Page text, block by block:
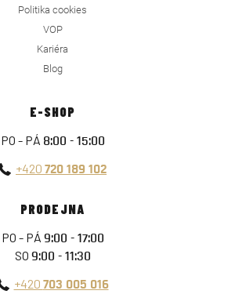
Politika cookies
VOP
Kariéra
Blog
E-SHOP
PO - PÁ 8:00 - 15:00
+420 720 189 102
PRODEJNA
PO - PÁ 9:00 - 17:00
SO 9:00 - 11:30
+420 703 005 016